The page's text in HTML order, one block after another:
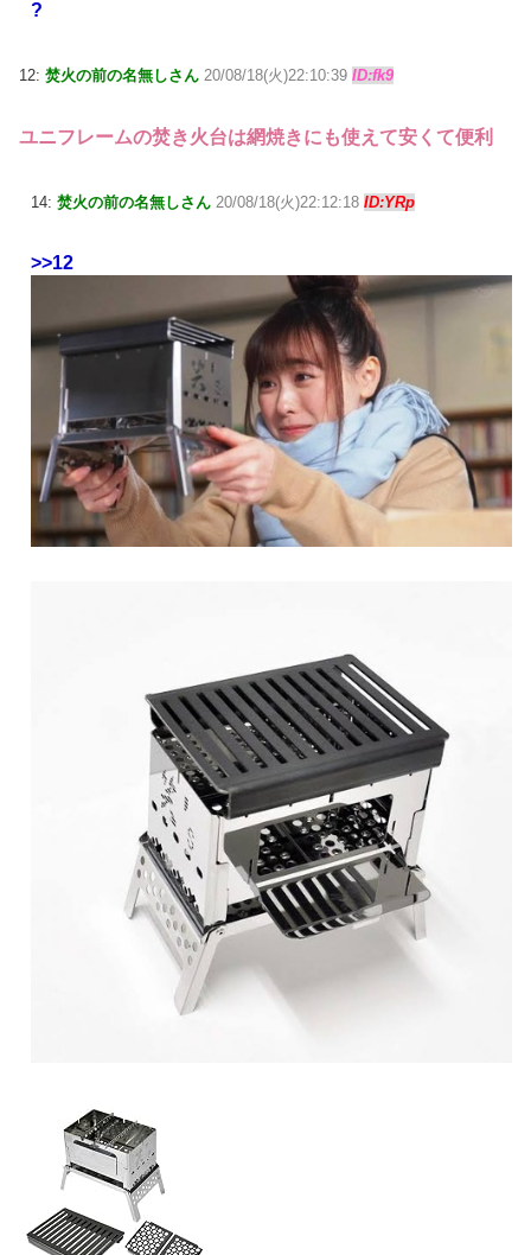
?
12: 焚火の前の名無しさん 20/08/18(火)22:10:39 ID:fk9
ユニフレームの焚き火台は網焼きにも使えて安くて便利
14: 焚火の前の名無しさん 20/08/18(火)22:12:18 ID:YRp
>>12